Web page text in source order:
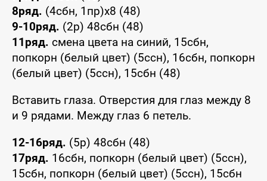
8ряд. (4сбн, 1пр)х8 (48)
9-10ряд. (2р) 48сбн (48)
11ряд. смена цвета на синий, 15сбн,
попкорн (белый цвет) (5ссн), 16сбн, попкорн
(белый цвет) (5ссн), 15сбн (48)
Вставить глаза. Отверстия для глаз между 8
и 9 рядами. Между глаз 6 петель.
12-16ряд. (5р) 48сбн (48)
17ряд. 16сбн, попкорн (белый цвет) (5ссн),
15сбн, попкорн (белый цвет) (5ссн), 15сбн